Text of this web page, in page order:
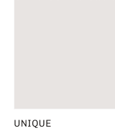
UNIQUE